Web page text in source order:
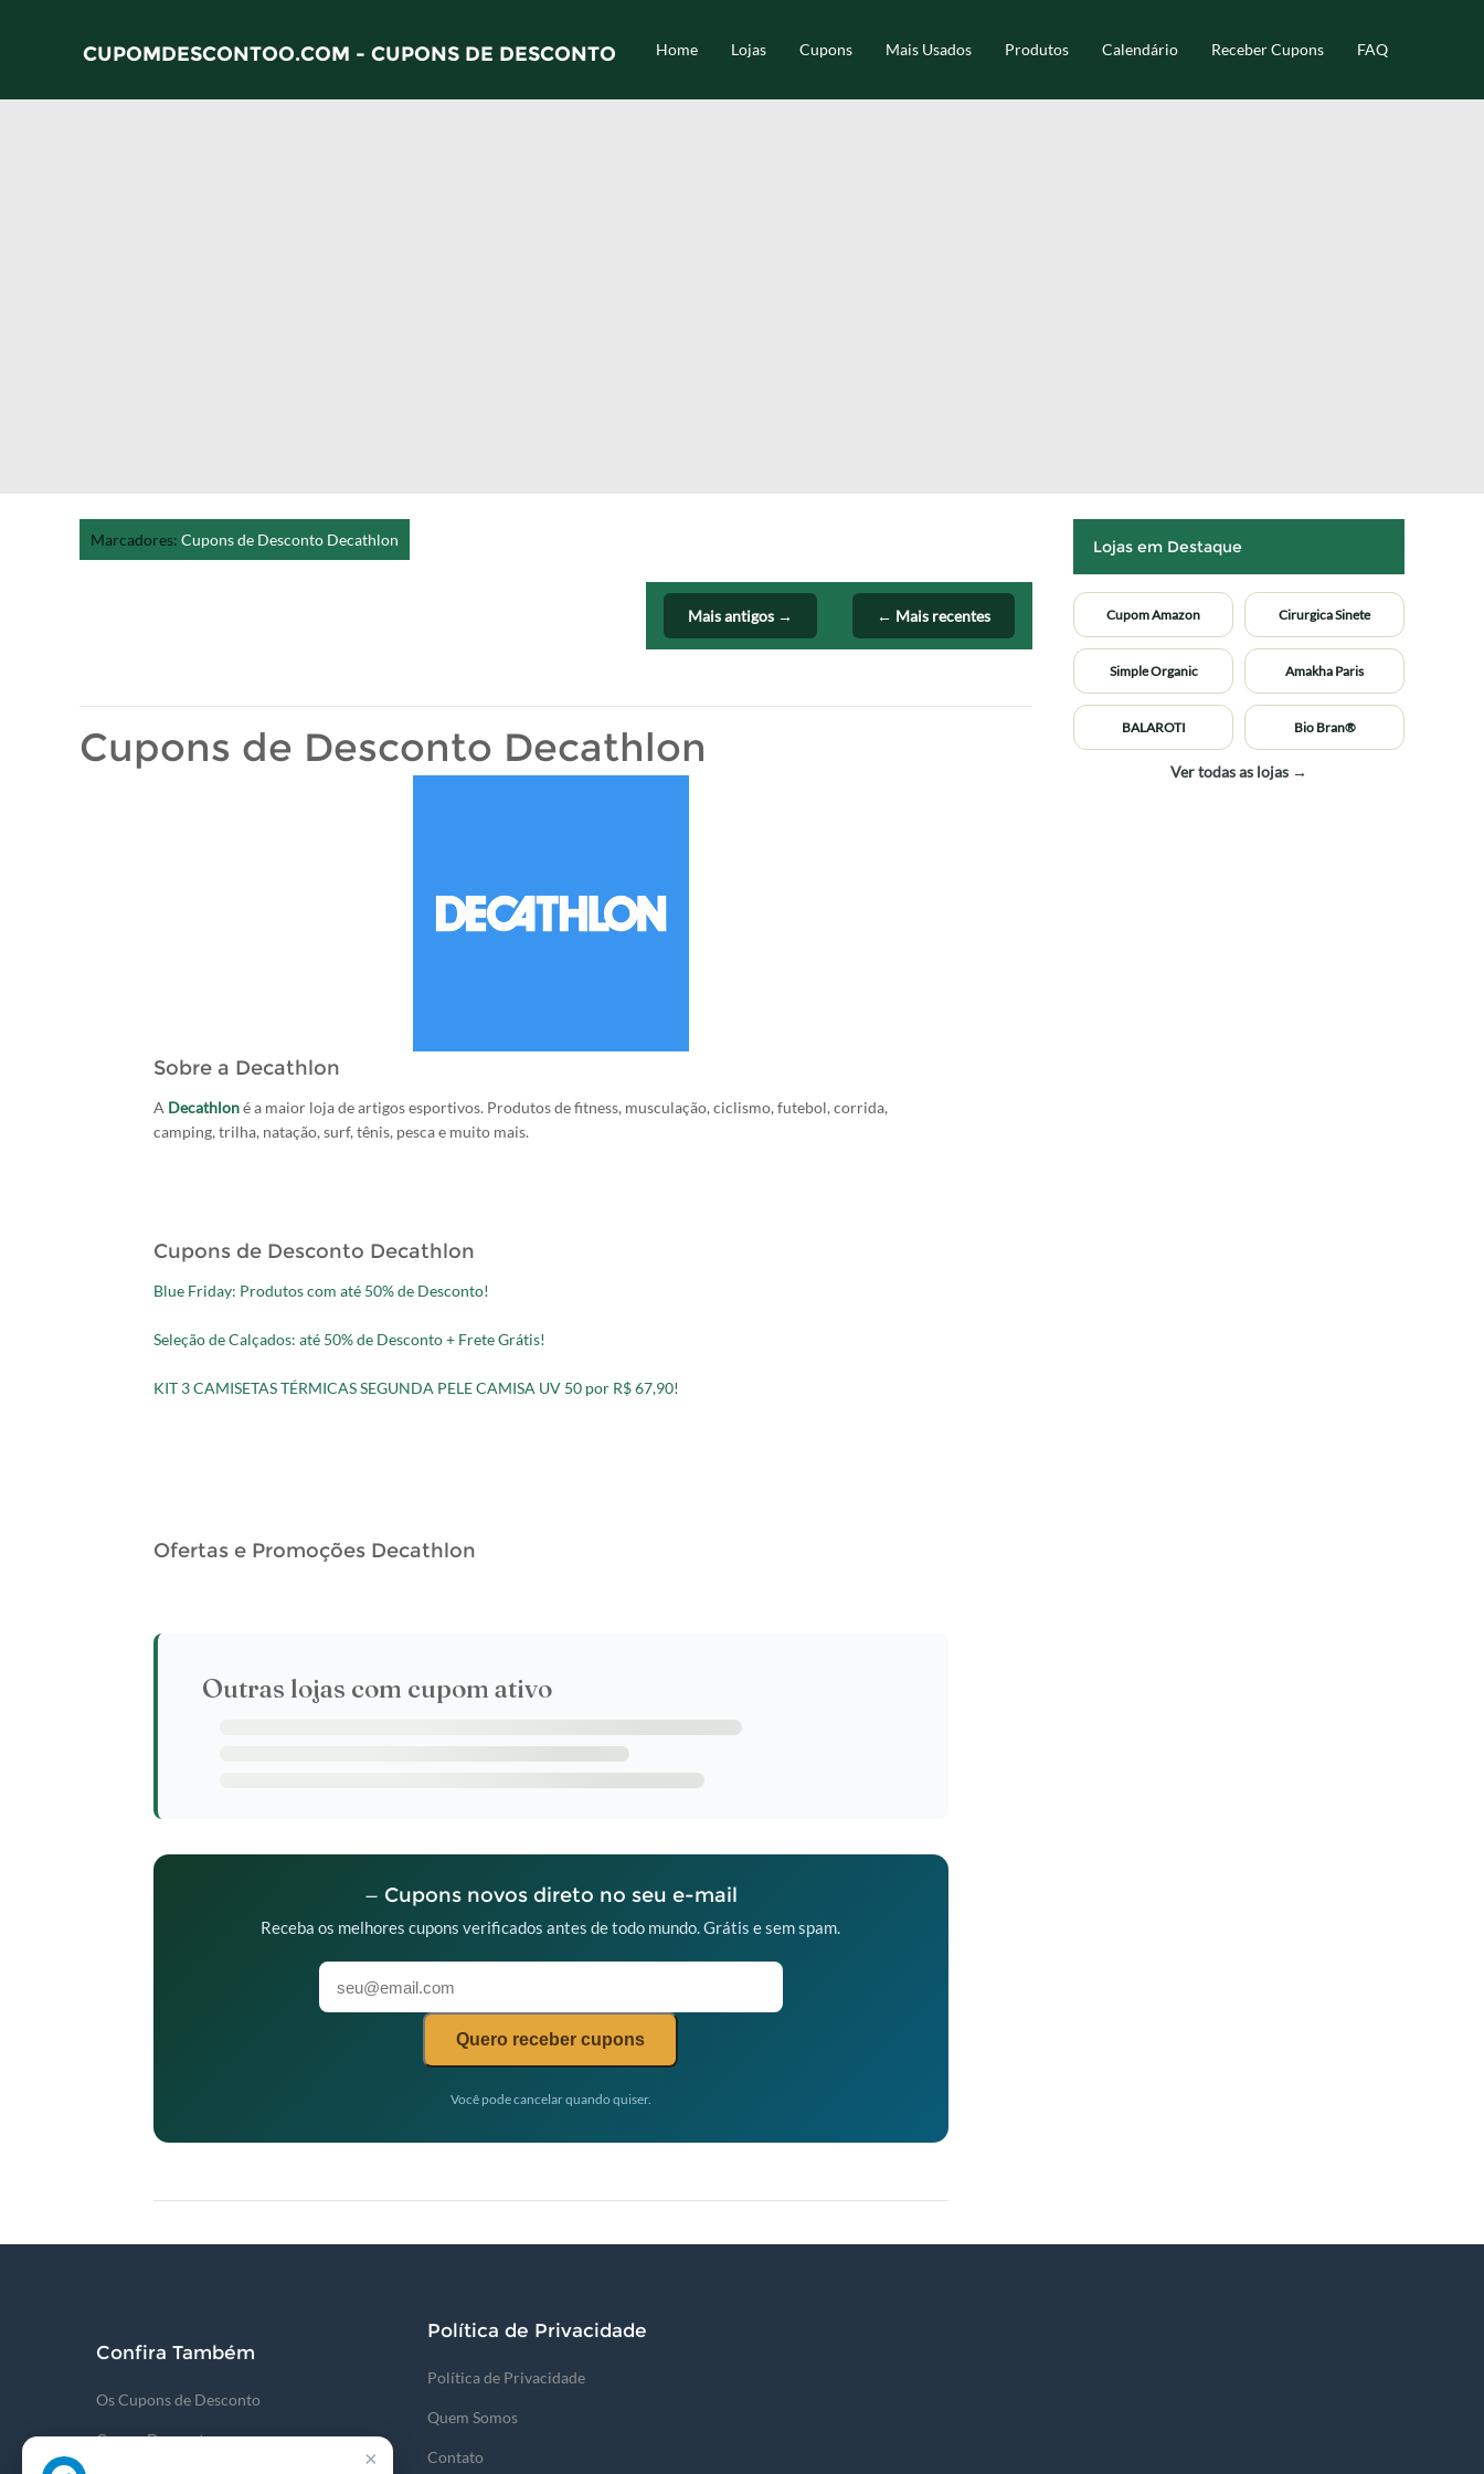
CUPOMDESCONTOO.COM - CUPONS DE DESCONTO Home Lojas Cupons Mais Usados Produtos Calendário Receber Cupons FAQ
Marcadores: Cupons de Desconto Decathlon
← Mais recentes
Mais antigos →
Cupons de Desconto Decathlon
Sobre a Decathlon
A Decathloné a maior loja de artigos esportivos. Produtos de fitness, musculação, ciclismo, futebol, corrida,
camping, trilha, natação, surf, tênis, pesca e muito mais.
Cupons de Desconto Decathlon
Blue Friday: Produtos com até 50% de Desconto!
Seleção de Calçados: até 50% de Desconto + Frete Grátis!
KIT 3 CAMISETAS TÉRMICAS SEGUNDA PELE CAMISA UV 50 por R$ 67,90!
Ofertas e Promoções Decathlon
Outras lojas com cupom ativo
— Cupons novos direto no seu e-mail
Receba os melhores cupons verificados antes de todo mundo. Grátis e sem spam.
Quero receber cupons
Você pode cancelar quando quiser.
Lojas em Destaque
Cupom Amazon Cirurgica Sinete
Simple Organic Amakha Paris
BALAROTI Bio Bran®
Ver todas as lojas →
×
Confira Também
Os Cupons de Desconto
CupomDescontos
Política de Privacidade
Política de Privacidade
Quem Somos
Contato